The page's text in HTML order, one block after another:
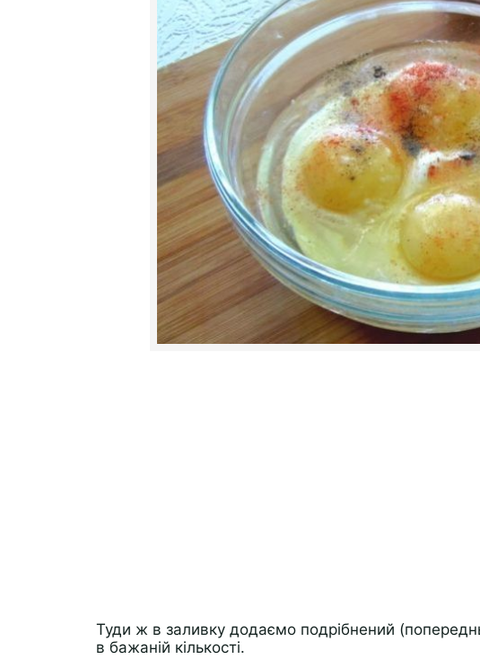
Туди ж в заливку додаємо подрібнений
в бажаній кількості.